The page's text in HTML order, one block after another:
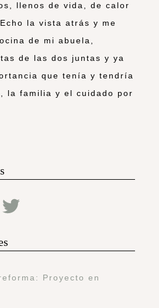
llenos de vida, de calor
la vista atrás y me
de mi abuela,
de las dos juntas y ya
que tenía y tendría
la familia y el cuidado por
Proyecto en